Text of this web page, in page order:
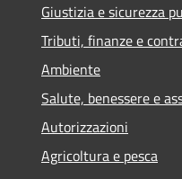
Giustizia e sicurezza
Tributi, finanze e
Ambiente
Salute, benessere e
Autorizzazioni
Agricoltura e pesca